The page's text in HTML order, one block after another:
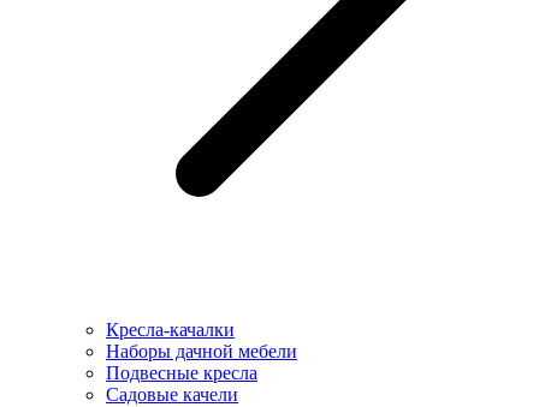
Кресла-качалки
Наборы дачной мебели
Подвесные кресла
Садовые качели